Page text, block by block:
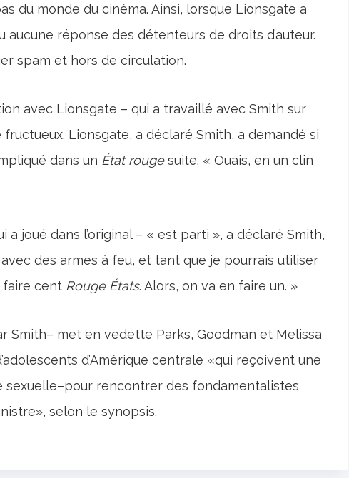
du monde du cinéma. Ainsi, lorsque Lionsgate a
réponse des détenteurs de droits d’auteur.
spam et hors de circulation.
avec Lionsgate – qui a travaillé avec Smith sur
fructueux. Lionsgate, a déclaré Smith, a demandé si
dans un État rougesuite. « Ouais, en un clin
joué dans l’original – « est parti », a déclaré Smith,
des armes à feu, et tant que je pourrais utiliser
faire cent Rouge États. Alors, on va en faire un. »
Smith– met en vedette Parks, Goodman et Melissa
d’Amérique centrale «qui reçoivent une
rencontrer des fondamentalistes
selon le synopsis.